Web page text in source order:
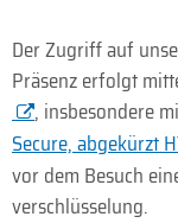
Der Zugriff auf
Präsenz erfolgt
, insbesondere
Secure, abgekürzt
vor dem Besuch
verschlüsselung.